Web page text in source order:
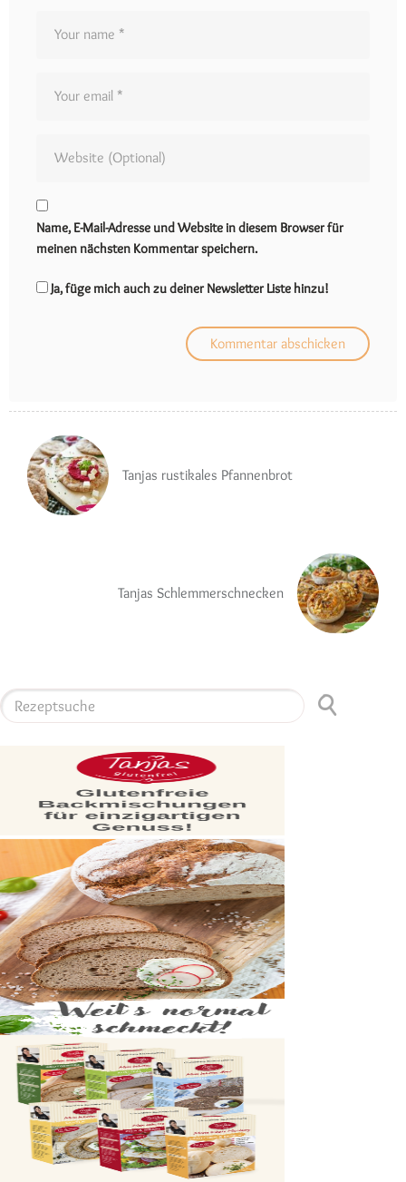
Name, E-Mail-Adresse und Website in diesem Browser für
meinen nächsten Kommentar speichern.
Ja, füge mich auch zu deiner Newsletter Liste hinzu!
Tanjas rustikales Pfannenbrot
Tanjas Schlemmerschnecken